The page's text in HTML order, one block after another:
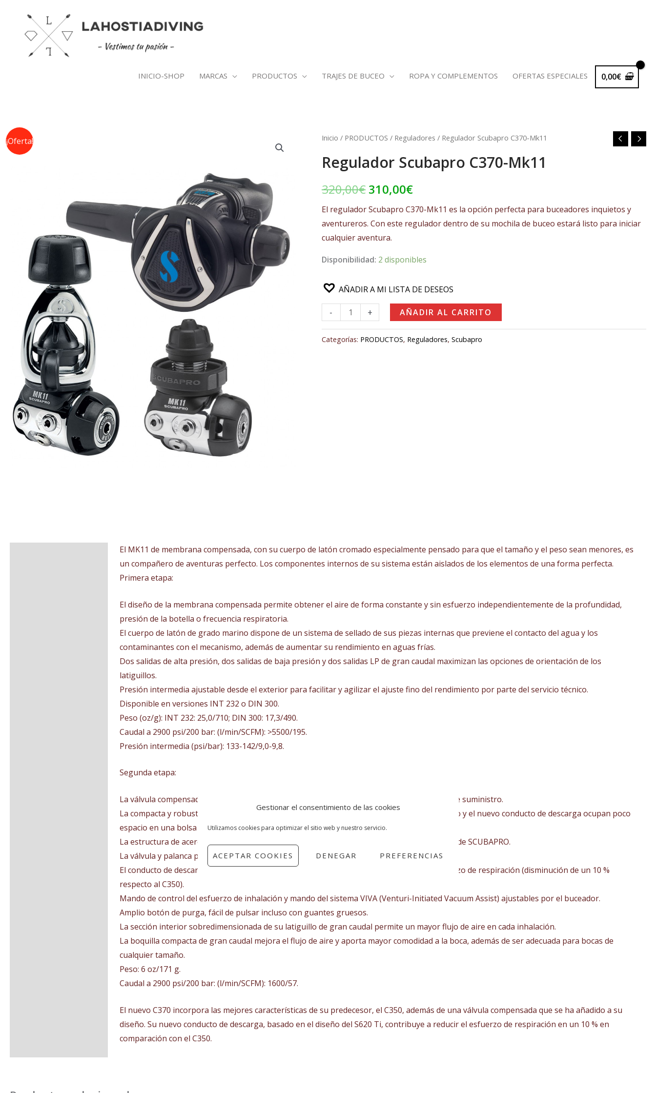
Gestionar el consentimiento de las cookies
Utilizamos cookies para optimizar el sitio web y nuestro servicio.
ACEPTAR COOKIES DENEGAR PREFERENCIAS
contenido
INICIO-SHOP MARCAS PRODUCTOS TRAJES DE BUCEO ROPA Y COMPLEMENTOS OFERTAS ESPECIALES 0,00€
¡Oferta! Inicio / PRODUCTOS / Reguladores / Regulador Scubapro C370-Mk11
Regulador Scubapro C370-Mk11
320,00€
El
precio
original
era:
320,00€.
310,00€
El
precio
actual
es:
310,00€.
El regulador Scubapro C370-Mk11 es la opción perfecta para buceadores inquietos y
aventureros. Con este regulador dentro de su mochila de buceo estará listo para iniciar
cualquier aventura.
Disponibilidad: 2 disponibles
AÑADIR A MI LISTA DE DESEOS
-
Regulador
C370-
cantidad
+ AÑADIR AL CARRITO
Categorías: PRODUCTOS, Reguladores, Scubapro
El MK11 de membrana compensada, con su cuerpo de latón cromado especialmente pensado para que el tamaño y el peso sean menores, es
un compañero de aventuras perfecto. Los componentes internos de su sistema están aislados de los elementos de una forma perfecta.
Primera etapa:
El diseño de la membrana compensada permite obtener el aire de forma constante y sin esfuerzo independientemente de la profundidad,
presión de la botella o frecuencia respiratoria.
El cuerpo de latón de grado marino dispone de un sistema de sellado de sus piezas internas que previene el contacto del agua y los
contaminantes con el mecanismo, además de aumentar su rendimiento en aguas frías.
Dos salidas de alta presión, dos salidas de baja presión y dos salidas LP de gran caudal maximizan las opciones de orientación de los
latiguillos.
Presión intermedia ajustable desde el exterior para facilitar y agilizar el ajuste fino del rendimiento por parte del servicio técnico.
Disponible en versiones INT 232 o DIN 300.
Peso (oz/g): INT 232: 25,0/710; DIN 300: 17,3/490.
Caudal a 2900 psi/200 bar: (l/min/SCFM): >5500/195.
Presión intermedia (psi/bar): 133-142/9,0-9,8.
Segunda etapa:
La válvula compensada reduce el esfuerzo de inhalación a cualquier profundidad y presión de suministro.
La compacta y robusta carcasa hecha de termoplástico de nailon reforzado con fibra de vidrio y el nuevo conducto de descarga ocupan poco
espacio en una bolsa de buceo.
La estructura de acero inoxidable en la cubierta frontal le da ese toque especial de la Serie C de SCUBAPRO.
La válvula y palanca permiten que el diseño conserve las mismas dimensiones que el C350.
El conducto de descarga está basado en el diseño del S620 Ti y contribuye a reducir el esfuerzo de respiración (disminución de un 10 %
respecto al C350).
Mando de control del esfuerzo de inhalación y mando del sistema VIVA (Venturi-Initiated Vacuum Assist) ajustables por el buceador.
Amplio botón de purga, fácil de pulsar incluso con guantes gruesos.
La sección interior sobredimensionada de su latiguillo de gran caudal permite un mayor flujo de aire en cada inhalación.
La boquilla compacta de gran caudal mejora el flujo de aire y aporta mayor comodidad a la boca, además de ser adecuada para bocas de
cualquier tamaño.
Peso: 6 oz/171 g.
Caudal a 2900 psi/200 bar: (l/min/SCFM): 1600/57.
El nuevo C370 incorpora las mejores características de su predecesor, el C350, además de una válvula compensada que se ha añadido a su
diseño. Su nuevo conducto de descarga, basado en el diseño del S620 Ti, contribuye a reducir el esfuerzo de respiración en un 10 % en
comparación con el C350.